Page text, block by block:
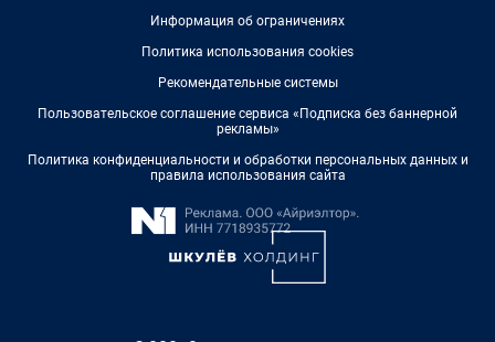
Информация об ограничениях
Политика использования cookies
Рекомендательные системы
Пользовательское соглашение сервиса «Подписка без баннерной
рекламы»
Политика конфиденциальности и обработки персональных данных и
правила использования сайта